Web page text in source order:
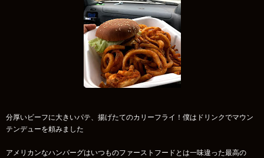
分厚いビーフに大きいパテ、揚げたてのカリーフライ！僕はドリンクでマウン
テンデューを頼みました
アメリカンなハンバーグはいつものファーストフードとは一味違った最高の